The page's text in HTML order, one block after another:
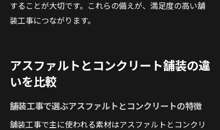
後悔しない舗装工事のために知っておきたい注
意点
舗装工事の契約前に確認すべきポイント
素材選びに失敗しない舗装工事の注意点
長期的視点で見る舗装工事の比較ポイント
舗装工事後のトラブルを防ぐために必要な
することが大切です。これらの備えが、満足度の高い舗
装工事につながります。
アスファルトとコンクリート舗装の違
いを比較
舗装工事で選ぶアスファルトとコンクリートの特徴
舗装工事で主に使われる素材はアスファルトとコンクリ